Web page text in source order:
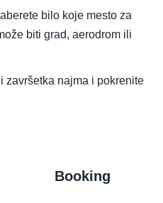
bilo koje mesto za
biti grad, aerodrom ili
završetka najma i pokrenite
Booking